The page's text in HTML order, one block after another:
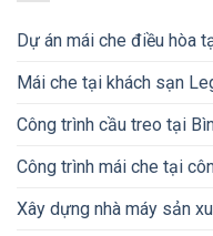
Dự án mái che điều hòa
Mái che tại khách sạn
Công trình cầu treo tại
Công trình mái che tại
Xây dựng nhà máy sản